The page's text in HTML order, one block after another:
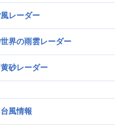
風レーダー
世界の雨雲レーダー
黄砂レーダー
台風情報